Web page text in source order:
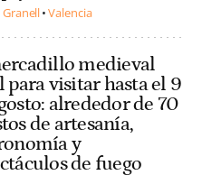
Granell Valencia
medieval
para visitar hasta el 9
alrededor de 70
de artesanía,
y
de fuego